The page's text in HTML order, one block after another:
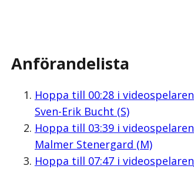
Anförandelista
Hoppa till 00:28i videospelaren
Sven-Erik Bucht (S)
Hoppa till 03:39i videospelaren
Malmer Stenergard (M)
Hoppa till 07:47i videospelaren